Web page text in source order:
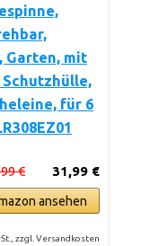
Garten, mit
Schutzhülle,
für 6
31,99 €
€
ansehen
zzgl. Versandkosten